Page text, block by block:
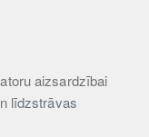
aizsardzībai
līdzstrāvas